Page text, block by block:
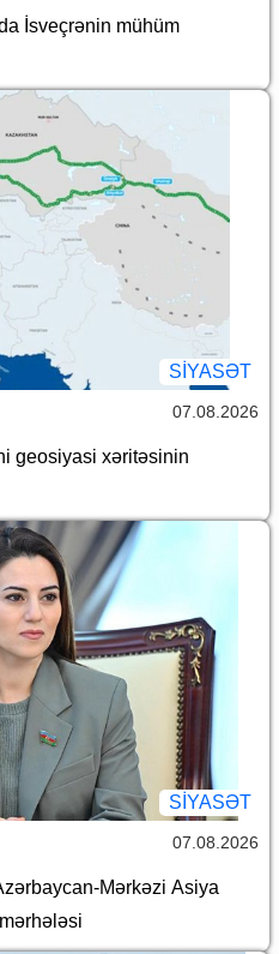
İsveçrənin mühüm
SİYASƏT
07.08.2026
geosiyasi xəritəsinin
SİYASƏT
07.08.2026
Mərkəzi Asiya